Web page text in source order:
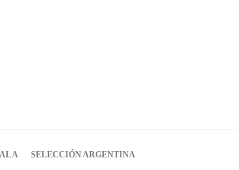
A SELECCIÓN ARGENTINA